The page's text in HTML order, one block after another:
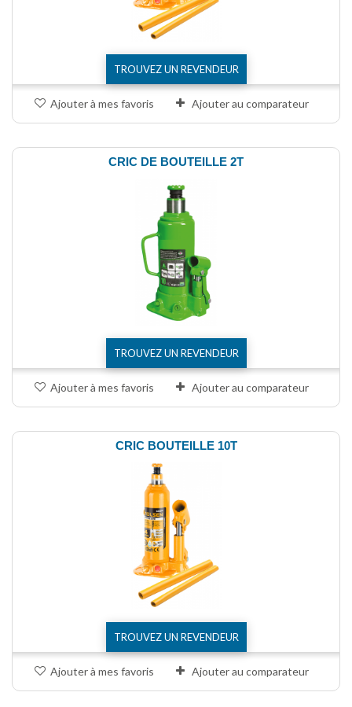
TROUVEZ UN REVENDEUR
Ajouter à mes favoris Ajouter au comparateur
CRIC DE BOUTEILLE 2T
TROUVEZ UN REVENDEUR
Ajouter à mes favoris Ajouter au comparateur
CRIC BOUTEILLE 10T
TROUVEZ UN REVENDEUR
Ajouter à mes favoris Ajouter au comparateur